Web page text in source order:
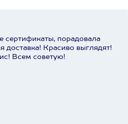
сертификаты, порадовала
доставка! Красиво выглядят!
Всем советую!